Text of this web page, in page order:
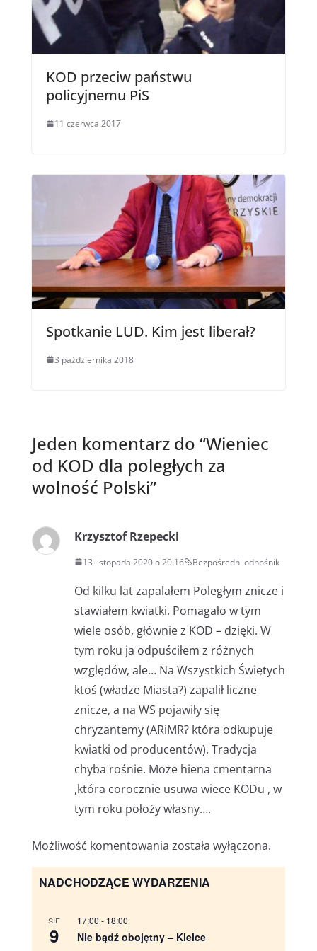
KOD przeciw państwu
policyjnemu PiS
11 czerwca 2017
Spotkanie LUD. Kim jest liberał?
3 października 2018
Jeden komentarz do “Wieniec
od KOD dla poległych za
wolność Polski”
Krzysztof Rzepecki
13 listopada 2020 o 20:16 Bezpośredni odnośnik
Od kilku lat zapalałem Poległym znicze i
stawiałem kwiatki. Pomagało w tym
wiele osób, głównie z KOD – dzięki. W
tym roku ja odpuściłem z różnych
względów, ale… Na Wszystkich Świętych
ktoś (władze Miasta?) zapalił liczne
znicze, a na WS pojawiły się
chryzantemy (ARiMR? która odkupuje
kwiatki od producentów). Tradycja
chyba rośnie. Może hiena cmentarna
,która corocznie usuwa wiece KODu , w
tym roku położy własny….
Możliwość komentowania została wyłączona.
NADCHODZĄCE WYDARZENIA
SIE
9
17:00 - 18:00
Nie bądź obojętny – Kielce